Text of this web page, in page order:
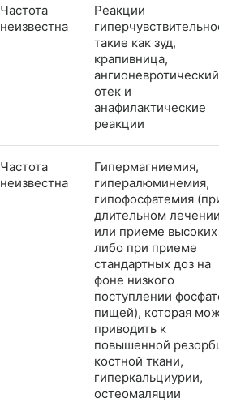
Частота
неизвестна
Реакции
такие как зуд,
крапивница,
ангионевротический
отек и
анафилактические
реакции
Частота
неизвестна
Гипермагниемия,
гипералюминемия,
гипофосфатемия (при
длительном лечении
или приеме высоких
либо при приеме
стандартных доз на
фоне низкого
поступлении
пищей), которая
приводить к
повышенной
костной ткани,
гиперкальциурии,
остеомаляции